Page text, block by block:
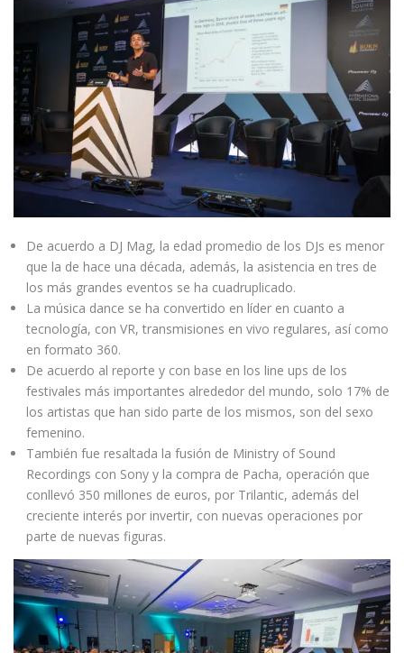
De acuerdo a DJ Mag, la edad promedio de los DJs es menor
que la de hace una década, además, la asistencia en tres de
los más grandes eventos se ha cuadruplicado.
La música dance se ha convertido en líder en cuanto a
tecnología, con VR, transmisiones en vivo regulares, así como
en formato 360.
De acuerdo al reporte y con base en los line ups de los
festivales más importantes alrededor del mundo, solo 17% de
los artistas que han sido parte de los mismos, son del sexo
femenino.
También fue resaltada la fusión de Ministry of Sound
Recordings con Sony y la compra de Pacha, operación que
conllevó 350 millones de euros, por Trilantic, además del
creciente interés por invertir, con nuevas operaciones por
parte de nuevas figuras.